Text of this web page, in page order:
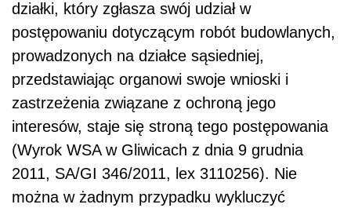
działki, który zgłasza swój udział w
postępowaniu dotyczącym robót budowlanych,
prowadzonych na działce sąsiedniej,
przedstawiając organowi swoje wnioski i
zastrzeżenia związane z ochroną jego
interesów, staje się stroną tego postępowania
(Wyrok WSA w Gliwicach z dnia 9 grudnia
2011, SA/GI 346/2011, lex 3110256). Nie
można w żadnym przypadku wykluczyć